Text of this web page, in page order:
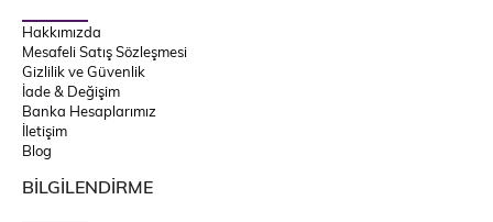
Hakkımızda
Mesafeli Satış Sözleşmesi
Gizlilik ve Güvenlik
İade & Değişim
Banka Hesaplarımız
İletişim
Blog
BİLGİLENDİRME